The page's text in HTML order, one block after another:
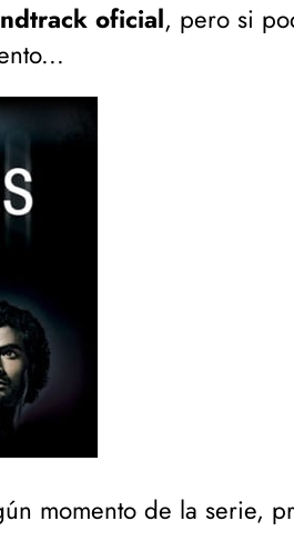
oficial, pero si
momento de la serie,